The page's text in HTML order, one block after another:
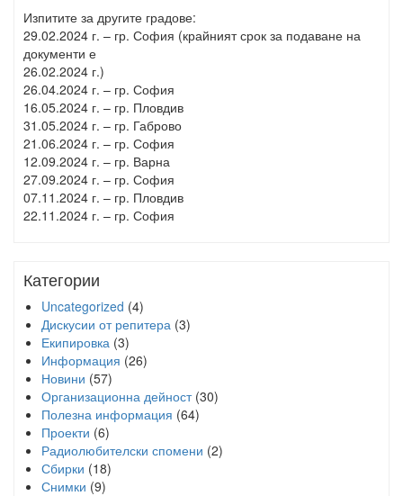
Изпитите за другите градове:
29.02.2024 г. – гр. София (крайният срок за подаване на
документи е
26.02.2024 г.)
26.04.2024 г. – гр. София
16.05.2024 г. – гр. Пловдив
31.05.2024 г. – гр. Габрово
21.06.2024 г. – гр. София
12.09.2024 г. – гр. Варна
27.09.2024 г. – гр. София
07.11.2024 г. – гр. Пловдив
22.11.2024 г. – гр. София
Категории
Uncategorized (4)
Дискусии от репитера (3)
Екипировка (3)
Информация (26)
Новини (57)
Организационна дейност(30)
Полезна информация (64)
Проекти (6)
Радиолюбителски спомени (2)
Сбирки (18)
Снимки (9)